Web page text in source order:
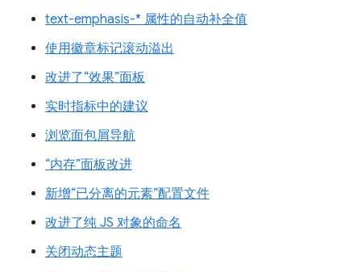
text-emphasis-* 属性的自动补全值
使用徽章标记滚动溢出
改进了“效果”面板
实时指标中的建议
浏览面包屑导航
“内存”面板改进
新增“已分离的元素”配置文件
改进了纯 JS 对象的命名
关闭动态主题